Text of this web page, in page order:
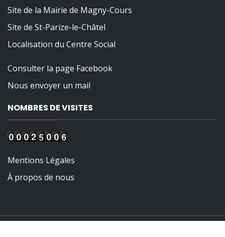
Site de la Mairie de Magny-Cours
Site de St-Parize-le-Châtel
Localisation du Centre Social
Consulter la page Facebook
Nous envoyer un mail
NOMBRES DE VISITES
Mentions Légales
À propos de nous